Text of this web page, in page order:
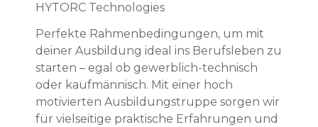
HYTORC Technologies
Perfekte Rahmenbedingungen, um mit
deiner Ausbildung ideal ins Berufsleben zu
starten – egal ob gewerblich-technisch
oder kaufmännisch. Mit einer hoch
motivierten Ausbildungstruppe sorgen wir
für vielseitige praktische Erfahrungen und